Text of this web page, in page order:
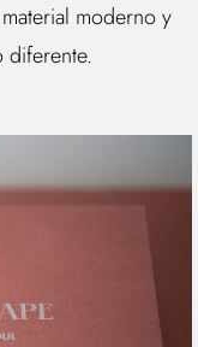
moderno y
diferente.